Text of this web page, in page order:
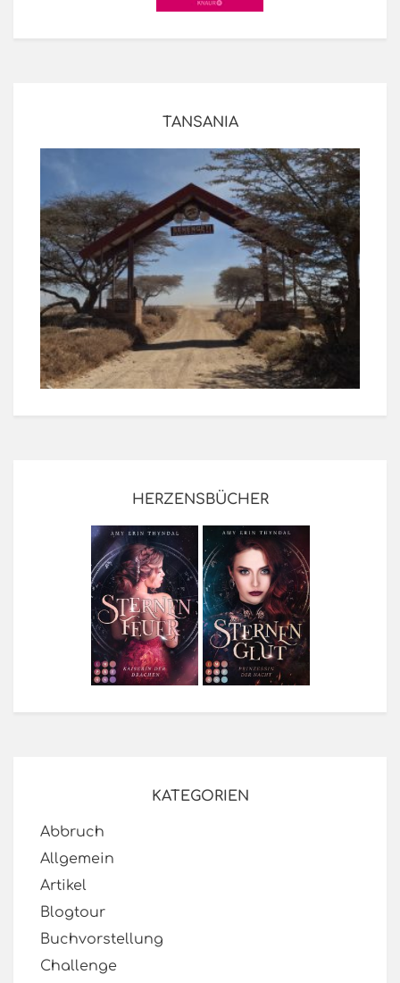
TANSANIA
HERZENSBÜCHER
KATEGORIEN
Abbruch
Allgemein
Artikel
Blogtour
Buchvorstellung
Challenge